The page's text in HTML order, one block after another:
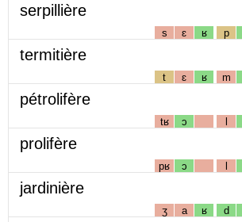
serpillière
s ɛ ʁ p
termitière
t ɛ ʁ m
pétrolifère
tʁ ɔ l
prolifère
pʁ ɔ l
jardinière
ʒ a ʁ d